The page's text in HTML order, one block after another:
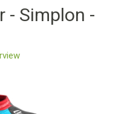
- Simplon -